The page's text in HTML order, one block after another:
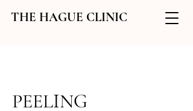
THE HAGUE CLINIC
PEELING